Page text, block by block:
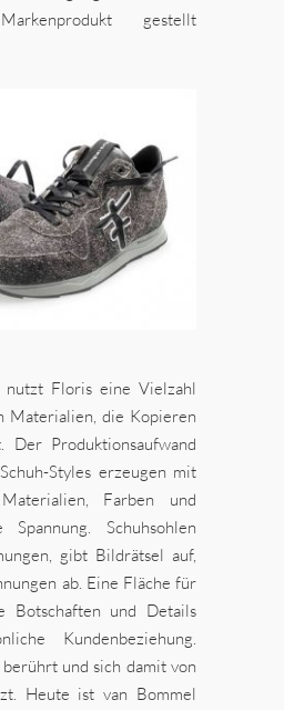
gestellt
nutzt Floris eine Vielzahl
Materialien, die Kopieren
Der Produktionsaufwand
Styles erzeugen mit
Farben und
Schuhsohlen
gibt Bildrätsel auf,
ab. Eine Fläche für
Botschaften und Details
Kundenbeziehung.
und sich damit von
Heute ist van Bommel